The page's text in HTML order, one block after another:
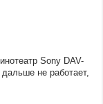
Sony DAV-
не работает,